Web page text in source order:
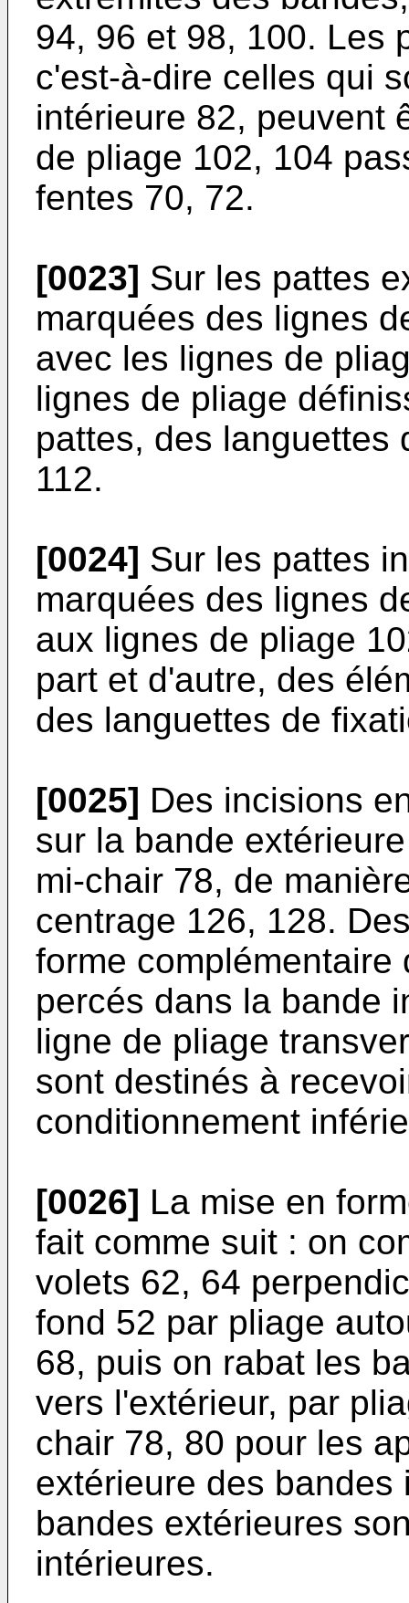
94, 96 et 98, 100. Les
c'est-à-dire celles qui
intérieure 82, peuvent
de pliage 102, 104
fentes 70, 72.
[0023] Sur les pattes
marquées des lignes
avec les lignes de
lignes de pliage
pattes, des languettes
112.
[0024] Sur les pattes
marquées des lignes
aux lignes de pliage
part et d'autre, des
des languettes de
[0025] Des incisions
sur la bande
mi-chair 78, de
centrage 126, 128.
forme
percés dans la bande
ligne de pliage
sont destinés à
conditionnement
[0026] La mise en
fait comme suit : on
volets 62, 64
fond 52 par pliage
68, puis on rabat les
vers l'extérieur, par
chair 78, 80 pour les
extérieure des
bandes extérieures
intérieures.